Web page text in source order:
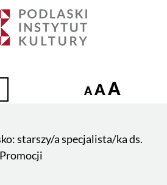
A A A
starszy/a specjalista/ka ds.